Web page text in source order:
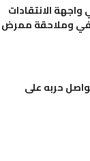
الانتقادات
وملاحقة ممرض
حربه على
ضيعة فلاحية